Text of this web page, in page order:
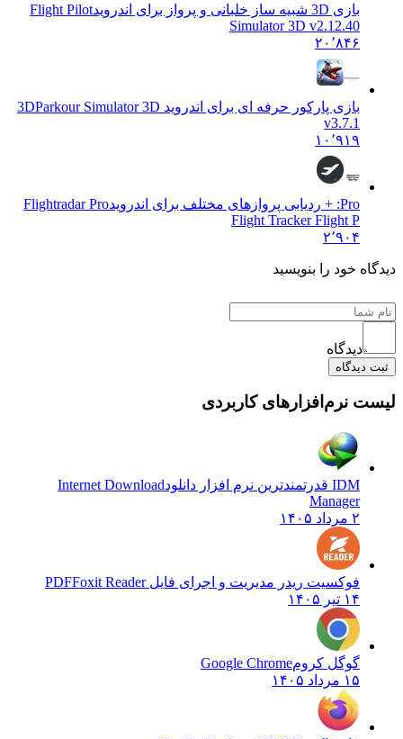
بازی 3D شبیه ساز خلبانی و پرواز برای اندروید
Flight Pilot
Simulator 3D v2.12.40
۲۰٬۸۴۶
بازی پارکور حرفه ای برای اندروید 3D Parkour Simulator 3D
v3.7.1
۱۰٬۹۱۹
Pro: + ردیابی پروازهای مختلف برای اندروید
Flightradar Pro
Flight Tracker Flight P
۲٬۹۰۴
دیدگاه خود را بنویسید
دیدگاه
ثبت دیدگاه
لیست نرم‌افزارهای کاربردی
IDM قدرتمندترین نرم افزار دانلود
Internet Download
Manager
۲ مرداد ۱۴۰۵
فوکسیت ریدر مدیریت و اجرای فایل PDFFoxit Reader
۱۴ تیر ۱۴۰۵
گوگل کرومGoogle Chrome
۱۵ مرداد ۱۴۰۵